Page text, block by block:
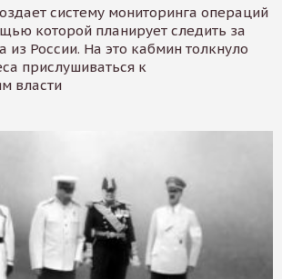
систему мониторинга операций
которой планирует следить за
из России. На это кабмин толкнуло
прислушиваться к
власти